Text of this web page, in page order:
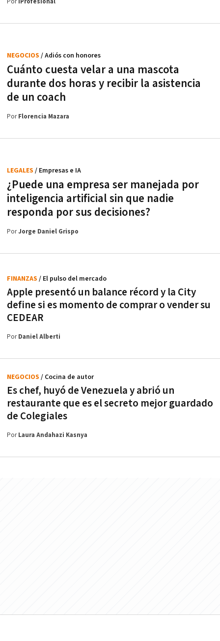
PoriProfesional
Cuánto cuesta velar a una mascota
durante dos horas y recibir la asistencia
de un coach
NEGOCIOS / Adiós con honores
PorFlorencia Mazara
¿Puede una empresa ser manejada por
inteligencia artificial sin que nadie
responda por sus decisiones?
LEGALES / Empresas e IA
PorJorge Daniel Grispo
Apple presentó un balance récord y la City
define si es momento de comprar o vender su
CEDEAR
FINANZAS / El pulso del mercado
PorDaniel Alberti
Es chef, huyó de Venezuela y abrió un
restaurante que es el secreto mejor guardado
de Colegiales
NEGOCIOS / Cocina de autor
PorLaura Andahazi Kasnya